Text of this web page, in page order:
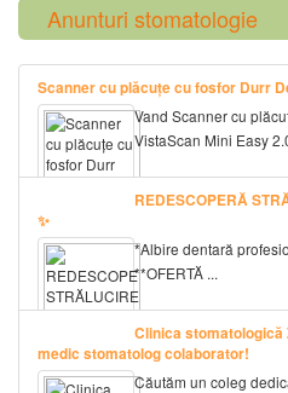
Anunturi stomatologie
Scanner cu plăcuțe cu fosfor Durr
Vand Scanner cu
VistaScan Mini Easy
REDESCOPERĂ
✨
*Albire dentară
**OFERTĂ ...
Clinica stomatologică
medic stomatolog colaborator!
Căutăm un coleg